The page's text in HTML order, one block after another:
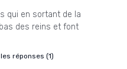
qui en sortant de la
des reins et font
réponses (1)